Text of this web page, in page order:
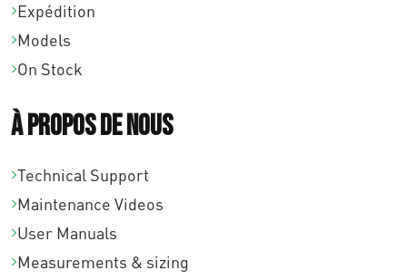
Expédition
Models
On Stock
À propos de nous
Technical Support
Maintenance Videos
User Manuals
Measurements & sizing